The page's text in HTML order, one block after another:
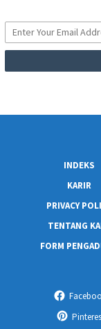
INDEKS
KARIR
PRIVACY
TENTANG
FORM